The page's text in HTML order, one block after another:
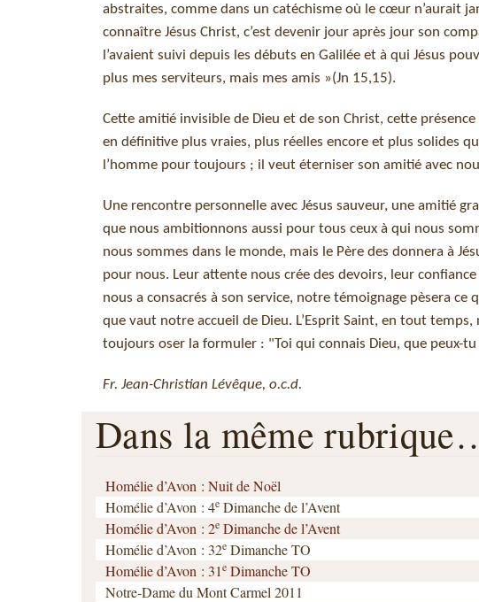
abstraites, comme dans un catéchisme où le cœur n’aurait
connaître Jésus Christ, c’est devenir jour après jour son
l’avaient suivi depuis les débuts en Galilée et à qui Jésus
plus mes serviteurs, mais mes amis »(Jn 15,15).
Cette amitié invisible de Dieu et de son Christ, cette
en définitive plus vraies, plus réelles encore et plus solides
l’homme pour toujours ; il veut éterniser son amitié avec
Une rencontre personnelle avec Jésus sauveur, une amitié
que nous ambitionnons aussi pour tous ceux à qui nous
nous sommes dans le monde, mais le Père des donnera à
pour nous. Leur attente nous crée des devoirs, leur
nous a consacrés à son service, notre témoignage pèsera
que vaut notre accueil de Dieu. L’Esprit Saint, en tout
toujours oser la formuler : "Toi qui connais Dieu, que peux-
Fr. Jean-Christian Lévêque, o.c.d.
Dans la même
Homélie d’Avon : Nuit de Noël
Homélie d’Avon : 4e Dimanche de l’Avent
Homélie d’Avon : 2e Dimanche de l’Avent
Homélie d’Avon : 32e Dimanche TO
Homélie d’Avon : 31e Dimanche TO
Notre-Dame du Mont Carmel 2011